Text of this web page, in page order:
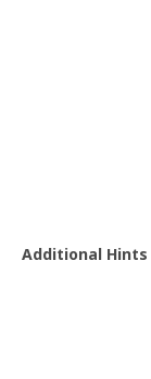
Additional Hints